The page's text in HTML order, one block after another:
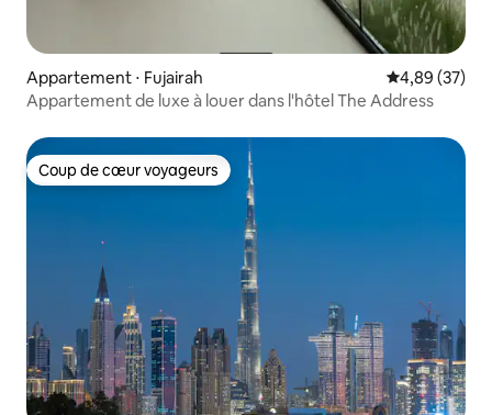
Appartement ⋅ Fujairah Évaluation
4,89 (37)
Appartement de luxe à louer dans l'hôtel The Address
Coup de cœur voyageurs
Coup de cœur voyageurs